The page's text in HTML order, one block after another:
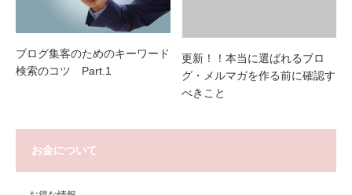
ブログ集客のためのキーワード
検索のコツ Part.1
更新！！本当に選ばれるブロ
グ・メルマガを作る前に確認す
べきこと
お金について